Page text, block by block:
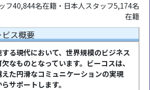
フ40,844名在籍・日本人スタッフ5,174名
在籍
ス概要
る現代において、世界規模のビジネス
なものとなっています。ビーコスは、
た円滑なコミュニケーションの実現
サポートします。